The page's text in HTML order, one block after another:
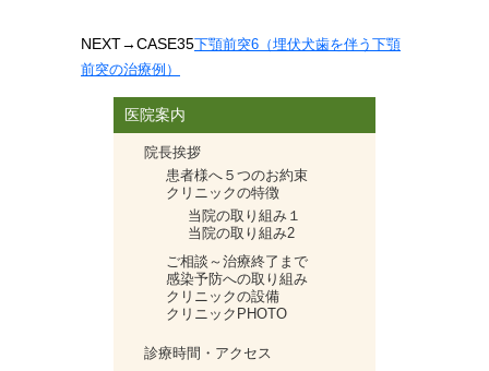
NEXT→CASE35下顎前突6（埋伏犬歯を伴う下顎
前突の治療例）
医院案内
院長挨拶
患者様へ５つのお約束
クリニックの特徴
当院の取り組み１
当院の取り組み2
ご相談～治療終了まで
感染予防への取り組み
クリニックの設備
クリニックPHOTO
診療時間・アクセス